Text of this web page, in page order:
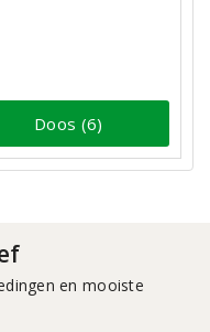
Doos (6)
en mooiste